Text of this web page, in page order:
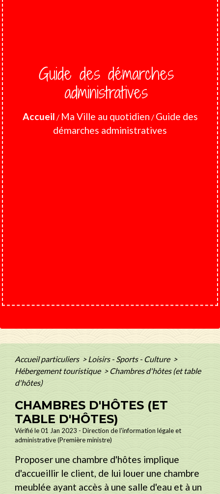
Guide des démarches
administratives
Accueil / Ma Ville au quotidien / Guide des
démarches administratives
Accueil particuliers > Loisirs - Sports - Culture >
Hébergement touristique > Chambres d'hôtes (et table
d'hôtes)
CHAMBRES D'HÔTES (ET
TABLE D'HÔTES)
Vérifié le 01 Jan 2023 - Direction de l'information légale et
administrative (Première ministre)
Proposer une chambre d'hôtes implique
d'accueillir le client, de lui louer une chambre
meublée ayant accès à une salle d'eau et à un